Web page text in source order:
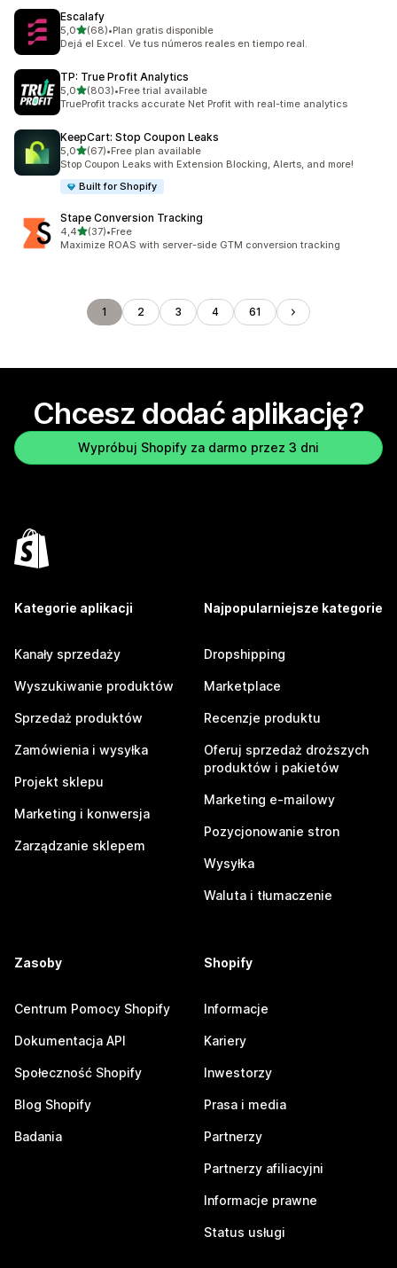
Escalafy
5,0na 5 gwiazdek
(68)
Łączna liczba recenzji: 68
•Plan gratis disponible
Dejá el Excel. Ve tus números reales en tiempo real.
TP: True Profit Analytics
5,0na 5 gwiazdek
(803)
Łączna liczba recenzji: 803
•Free trial available
TrueProfit tracks accurate Net Profit with real-time analytics
KeepCart: Stop Coupon Leaks
5,0na 5 gwiazdek
(67)
Łączna liczba recenzji: 67
•Free plan available
Stop Coupon Leaks with Extension Blocking, Alerts, and more!
Built for Shopify
Stape Conversion Tracking
4,4na 5 gwiazdek
(37)
Łączna liczba recenzji: 37
•Free
Maximize ROAS with server-side GTM conversion tracking
1 2 3 4 61
Chcesz dodać aplikację?
Wypróbuj Shopify za darmo przez 3 dni
Kategorie aplikacji
Kanały sprzedaży
Wyszukiwanie produktów
Sprzedaż produktów
Zamówienia i wysyłka
Projekt sklepu
Marketing i konwersja
Zarządzanie sklepem
Najpopularniejsze kategorie
Dropshipping
Marketplace
Recenzje produktu
Oferuj sprzedaż droższych
produktów i pakietów
Marketing e-mailowy
Pozycjonowanie stron
Wysyłka
Waluta i tłumaczenie
Zasoby
Centrum Pomocy Shopify
Dokumentacja API
Społeczność Shopify
Blog Shopify
Badania
Shopify
Informacje
Kariery
Inwestorzy
Prasa i media
Partnerzy
Partnerzy afiliacyjni
Informacje prawne
Status usługi